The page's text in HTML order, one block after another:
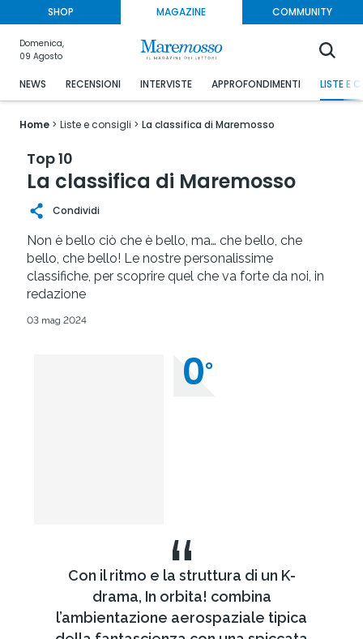
SHOP MAGAZINE COMMUNITY
Domenica,
09 Agosto
NEWS RECENSIONI INTERVISTE APPROFONDIMENTI LISTE E
Home Liste e consigli La classifica di Maremosso
Top 10
La classifica di Maremosso
Condividi
Non è bello ciò che è bello, ma… che bello, che
bello, che bello! Le nostre personalissime
classifiche, per scoprire quel che va forte da noi, in
redazione
03 mag 2024
0°
“
Con il ritmo e la struttura di un K-
drama, In orbita! combina
l’ambientazione aerospaziale tipica